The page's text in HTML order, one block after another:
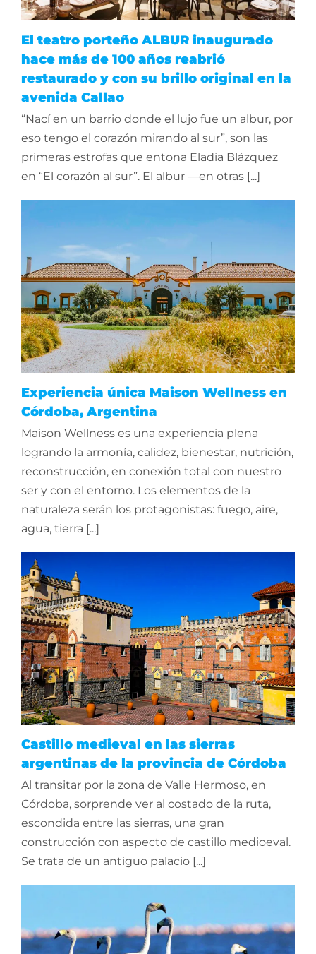
El teatro porteño ALBUR inaugurado
hace más de 100 años reabrió
restaurado y con su brillo original en la
avenida Callao
“Nací en un barrio donde el lujo fue un albur, por
eso tengo el corazón mirando al sur”, son las
primeras estrofas que entona Eladia Blázquez
en “El corazón al sur”. El albur —en otras [...]
Experiencia única Maison Wellness en
Córdoba, Argentina
Maison Wellness es una experiencia plena
logrando la armonía, calidez, bienestar, nutrición,
reconstrucción, en conexión total con nuestro
ser y con el entorno. Los elementos de la
naturaleza serán los protagonistas: fuego, aire,
agua, tierra [...]
Castillo medieval en las sierras
argentinas de la provincia de Córdoba
Al transitar por la zona de Valle Hermoso, en
Córdoba, sorprende ver al costado de la ruta,
escondida entre las sierras, una gran
construcción con aspecto de castillo medioeval.
Se trata de un antiguo palacio [...]